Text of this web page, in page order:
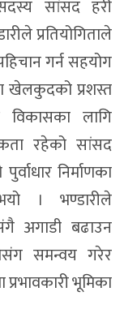
सांसद हरी
प्रतियोगिताले
गर्न सहयोग
खेलकुदको प्रशस्त
लागि
रहेको सांसद
निर्माणका
। भण्डारीले
अगाडी बढाउन
समन्वय गरेर
प्रभावकारी भूमिका